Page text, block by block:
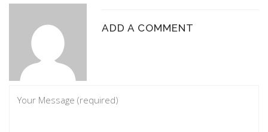
ADD A COMMENT